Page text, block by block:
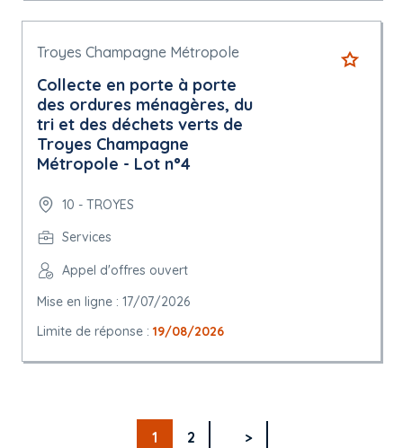
Troyes Champagne Métropole
Collecte en porte à porte
des ordures ménagères, du
tri et des déchets verts de
Troyes Champagne
Métropole - Lot n°4
10 - TROYES
Services
Appel d'offres ouvert
Mise en ligne : 17/07/2026
Limite de réponse : 19/08/2026
1 2 >